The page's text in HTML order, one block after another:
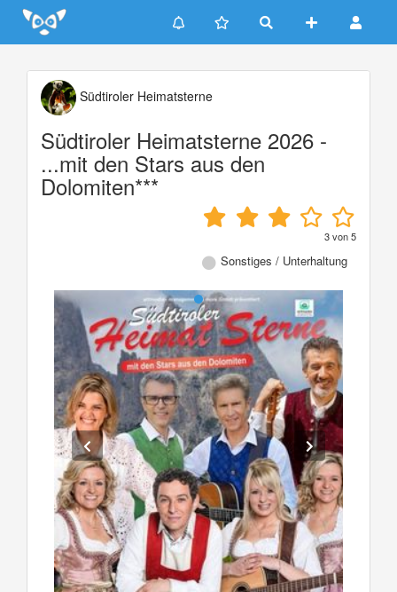
Update cookies preferences
Südtiroler Heimatsterne
Südtiroler Heimatsterne 2026 -
...mit den Stars aus den
Dolomiten***
3von5
Sonstiges / Unterhaltung